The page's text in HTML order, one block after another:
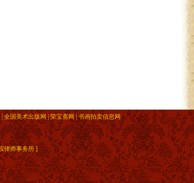
全国美术出版网 | 荣宝斋网 | 书画拍卖信息网
律师事务所 ]